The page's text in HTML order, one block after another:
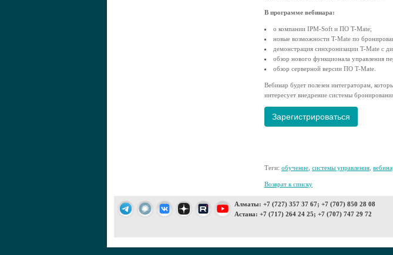
В программе вебинара:
о компании IPM-Soft и ПО T-Mate;
новые возможности T-Mate по
демонстрация синхронизации T-Mate с
обзор нового функционала управления
обзор серверной версии ПО T-Mate.
Вебинар будет полезен интеграторам,
интересует внедрение системы
Зарегистрироваться
Теги: обучение системы управления
Возврат к списку
Алматы: +7 (727) 357 37 67; +7 (707) 850 28 08
Астана: +7 (717) 264 24 25; +7 (707) 747 29 72